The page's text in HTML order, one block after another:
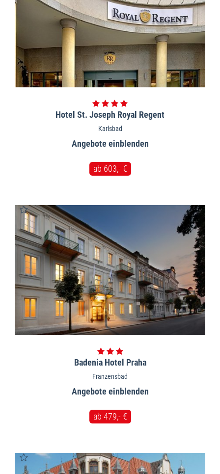
Hotel St. Joseph Royal Regent
Karlsbad
Angebote
ab 603,- €
Badenia Hotel Praha
Franzensbad
Angebote
ab 479,- €